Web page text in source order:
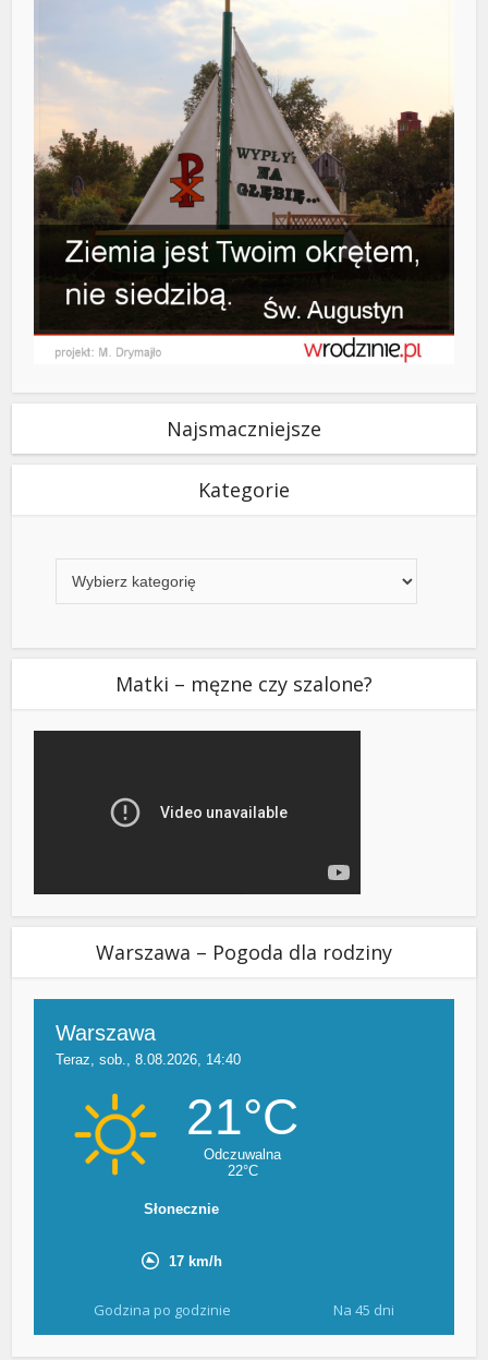
Najsmaczniejsze
Kategorie
Matki – męzne czy szalone?
Warszawa – Pogoda dla rodziny
Godzina po godzinie Na 45 dni